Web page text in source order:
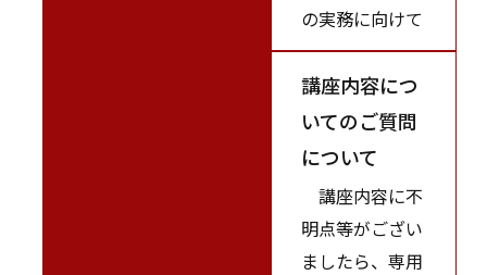
の実務に向けて
講座内容につ
いてのご質問
について
講座内容に不
明点等がござい
ましたら、専用